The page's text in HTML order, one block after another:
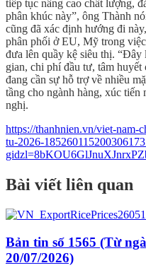
tiếp tục nâng cao chất lượng,
phân khúc này”, ông Thành
cũng đã xác định hướng đi
phân phối ở EU, Mỹ trong
đưa lên quầy kệ siêu thị.
gian, chi phí đầu tư, tâm
đang cần sự hỗ trợ về nhiều
tầng cho ngành hàng, xúc
nghị.
https://thanhnien.vn/viet-nam-
tu-2026-
Bài viết liên quan
Bản tin số 1565 (Từ
20/07/2026)